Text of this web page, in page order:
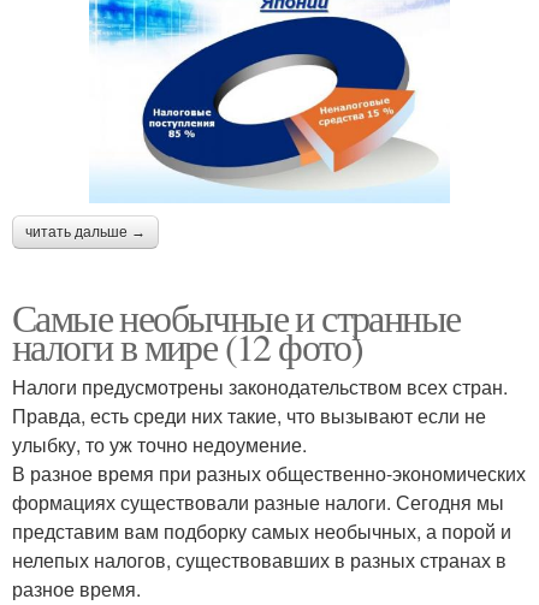
читать дальше →
Самые необычные и странные
налоги в мире (12 фото)
Налоги предусмотрены законодательством всех стран.
Правда, есть среди них такие, что вызывают если не
улыбку, то уж точно недоумение.
В разное время при разных общественно-экономических
формациях существовали разные налоги. Сегодня мы
представим вам подборку самых необычных, а порой и
нелепых налогов, существовавших в разных странах в
разное время.